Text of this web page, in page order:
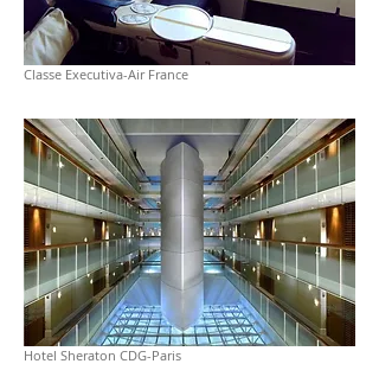
Classe Executiva-Air France
Hotel Sheraton CDG-Paris